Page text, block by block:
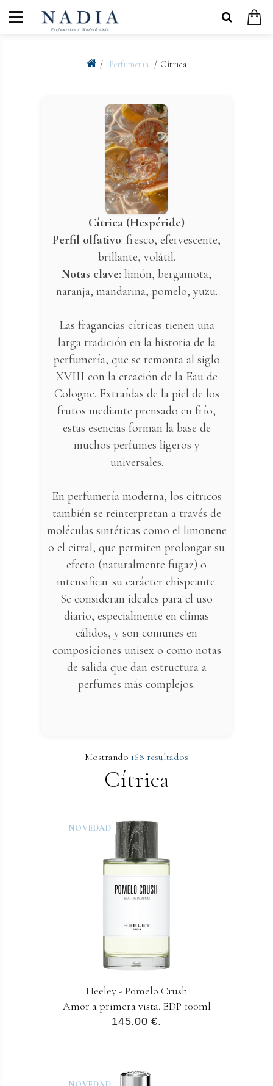
Perfumeria Cítrica
Cítrica (Hespéride)
Perfil olfativo: fresco, efervescente,
brillante, volátil.
Notas clave: limón, bergamota,
naranja, mandarina, pomelo, yuzu.
Las fragancias cítricas tienen una
larga tradición en la historia de la
perfumería, que se remonta al siglo
XVIII con la creación de la Eau de
Cologne. Extraídas de la piel de los
frutos mediante prensado en frío,
estas esencias forman la base de
muchos perfumes ligeros y
universales.
En perfumería moderna, los cítricos
también se reinterpretan a través de
moléculas sintéticas como el limonene
o el citral, que permiten prolongar su
efecto (naturalmente fugaz) o
intensificar su carácter chispeante.
Se consideran ideales para el uso
diario, especialmente en climas
cálidos, y son comunes en
composiciones unisex o como notas
de salida que dan estructura a
perfumes más complejos.
Mostrando 168 resultados
Cítrica
NOVEDAD
Heeley - Pomelo Crush
Amor a primera vista. EDP 100ml
145.00 €.